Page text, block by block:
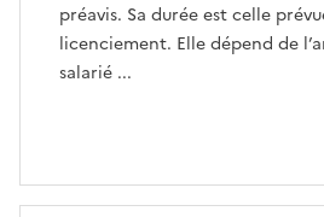
préavis. Sa durée est celle
licenciement. Elle dépend de
salarié ...